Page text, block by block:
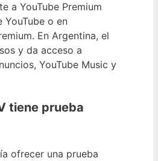
a YouTube Premium
YouTube o en
En Argentina, el
y da acceso a
YouTube Music y
tiene prueba
ofrecer una prueba